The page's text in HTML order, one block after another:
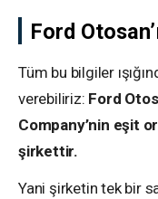
Ford
Tüm bu bilgiler
verebiliriz: Ford
Company’nin eşit
şirkettir.
Yani şirketin tek bir